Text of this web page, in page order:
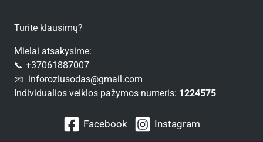
Turite klausimų?
Mielai atsakysime:
📞 +37061887007
📧 inforoziusodas@gmail.com
Individualios veiklos pažymos numeris: 1224575
Facebook Instagram